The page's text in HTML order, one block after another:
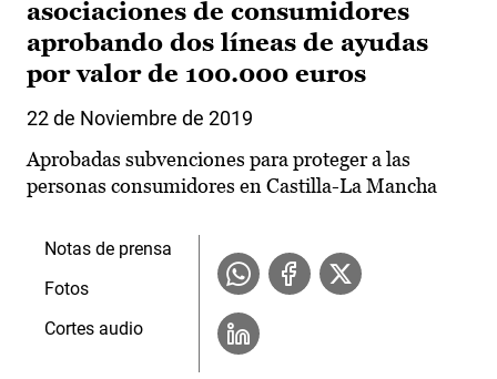
asociaciones de consumidores
aprobando dos líneas de ayudas
por valor de 100.000 euros
22 de Noviembre de 2019
Aprobadas subvenciones para proteger a las
personas consumidores en Castilla-La Mancha
Notas de prensa
Fotos
Cortes audio